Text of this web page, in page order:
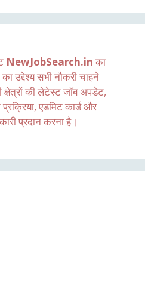
NewJobSearch.in का
उद्देश्य सभी नौकरी चाहने
क्षेत्रों की लेटेस्ट जॉब अपडेट,
एडमिट कार्ड और
प्रदान करना है।